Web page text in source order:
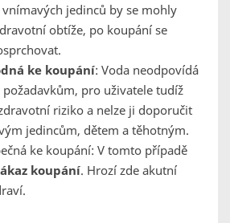
jedinců by se mohly
obtíže, po koupání se
ke koupání: Voda neodpovídá
pro uživatele tudíž
riziko a nelze ji doporučit
jedincům, dětem a těhotným.
ke koupání: V tomto případě
koupání. Hrozí zde akutní